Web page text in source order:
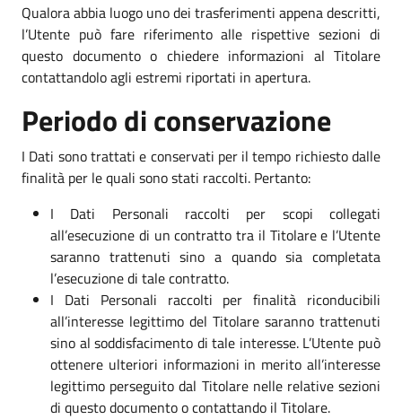
Qualora abbia luogo uno dei trasferimenti appena descritti,
l’Utente può fare riferimento alle rispettive sezioni di
questo documento o chiedere informazioni al Titolare
contattandolo agli estremi riportati in apertura.
Periodo di conservazione
I Dati sono trattati e conservati per il tempo richiesto dalle
finalità per le quali sono stati raccolti. Pertanto:
I Dati Personali raccolti per scopi collegati
all’esecuzione di un contratto tra il Titolare e l’Utente
saranno trattenuti sino a quando sia completata
l’esecuzione di tale contratto.
I Dati Personali raccolti per finalità riconducibili
all’interesse legittimo del Titolare saranno trattenuti
sino al soddisfacimento di tale interesse. L’Utente può
ottenere ulteriori informazioni in merito all’interesse
legittimo perseguito dal Titolare nelle relative sezioni
di questo documento o contattando il Titolare.